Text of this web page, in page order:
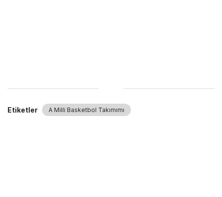
Etiketler A Milli Basketbol Takımımı